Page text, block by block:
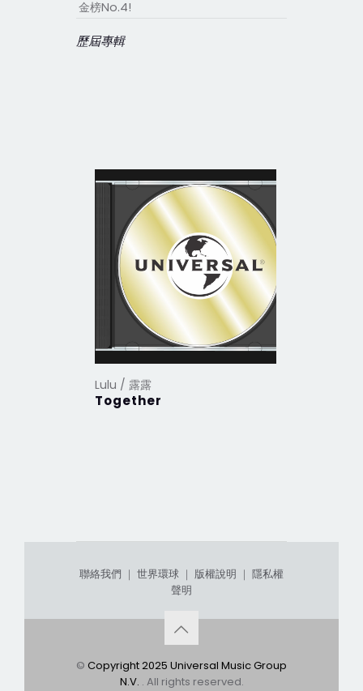
金榜No.4!
歷屆專輯
Lulu / 露露
Together
聯絡我們 ｜ 世界環球 ｜ 版權說明 ｜ 隱私權
聲明
© Copyright 2025 Universal Music Group
N.V. . All rights reserved.